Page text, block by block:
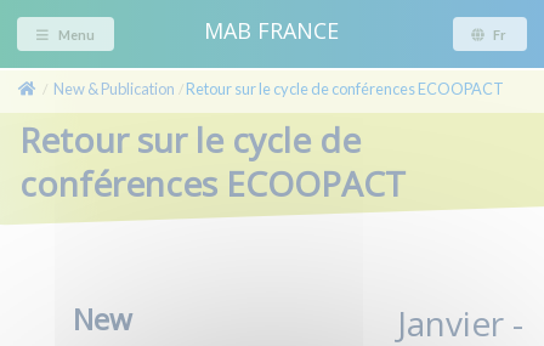
Menu MAB FRANCE Fr
/ New & Publication / Retour sur le cycle de conférences ECOOPACT
Retour sur le cycle de
conférences ECOOPACT
New
Janvier -